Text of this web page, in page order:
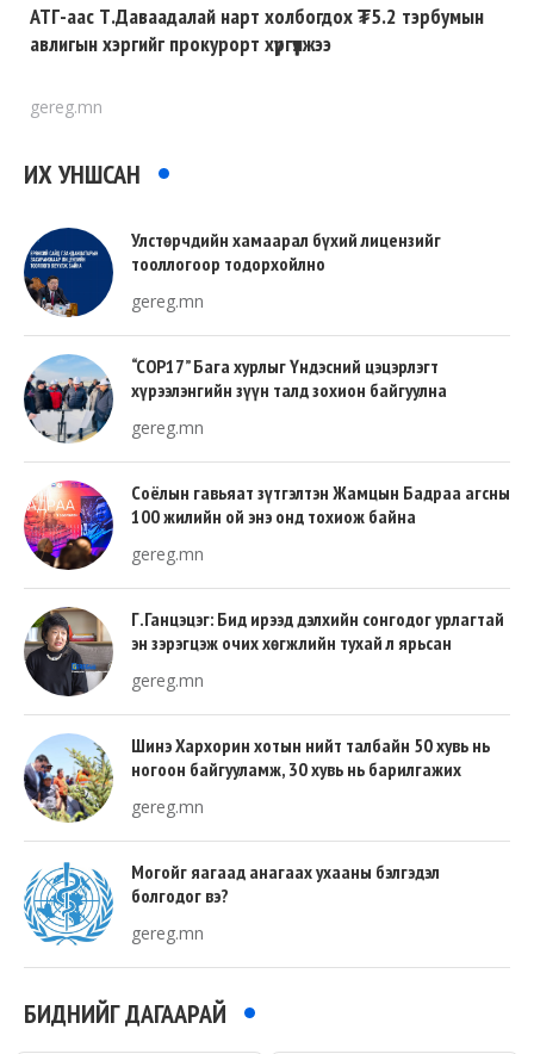
АТГ-аас Т.Даваадалай нарт холбогдох ₮5.2 тэрбумын
авлигын хэргийг прокурорт хүргүүлжээ
gereg.mn
ИХ УНШСАН
Улстөрчдийн хамаарал бүхий лицензийг
тооллогоор тодорхойлно
gereg.mn
“COP17” Бага хурлыг Үндэсний цэцэрлэгт
хүрээлэнгийн зүүн талд зохион байгуулна
gereg.mn
Соёлын гавьяат зүтгэлтэн Жамцын Бадраа агсны
100 жилийн ой энэ онд тохиож байна
gereg.mn
Г.Ганцэцэг: Бид ирээд дэлхийн сонгодог урлагтай
эн зэрэгцэж очих хөгжлийн тухай л ярьсан
gereg.mn
Шинэ Хархорин хотын нийт талбайн 50 хувь нь
ногоон байгууламж, 30 хувь нь барилгажих
gereg.mn
Могойг яагаад анагаах ухааны бэлгэдэл
болгодог вэ?
gereg.mn
БИДНИЙГ ДАГААРАЙ